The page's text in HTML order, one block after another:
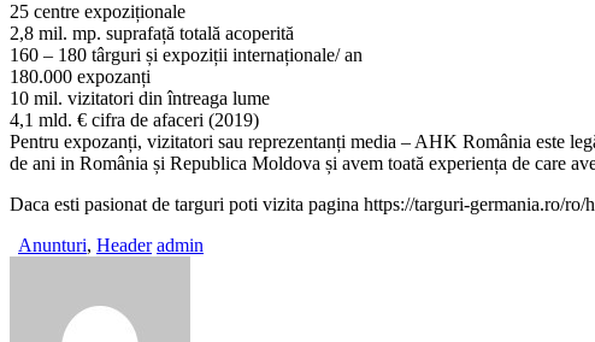
25 centre expoziționale
2,8 mil. mp. suprafață totală acoperită
160 – 180 târguri și expoziții internaționale/ an
180.000 expozanți
10 mil. vizitatori din întreaga lume
4,1 mld. € cifra de afaceri (2019)
Pentru expozanți, vizitatori sau reprezentanți media – AHK România este
de ani in România și Republica Moldova și avem toată experiența de care
Daca esti pasionat de targuri poti vizita pagina https://targuri-germania.ro/
Anunturi, Header admin